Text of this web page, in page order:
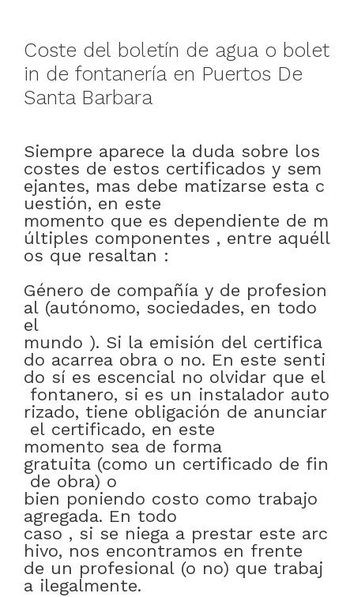
Coste del boletín de agua o bolet
in de fontanería en Puertos De
Santa Barbara
Siempre aparece la duda sobre los
costes de estos certificados y sem
ejantes, mas debe matizarse esta c
uestión, en este
momento que es dependiente de m
últiples componentes , entre aquéll
os que resaltan :
Género de compañía y de profesion
al (autónomo, sociedades, en todo
el
mundo ). Si la emisión del certifica
do acarrea obra o no. En este senti
do sí es escencial no olvidar que el
fontanero, si es un instalador auto
rizado, tiene obligación de anunciar
el certificado, en este
momento sea de forma
gratuita (como un certificado de fin
de obra) o
bien poniendo costo como trabajo
agregada. En todo
caso , si se niega a prestar este arc
hivo, nos encontramos en frente
de un profesional (o no) que trabaj
a ilegalmente.